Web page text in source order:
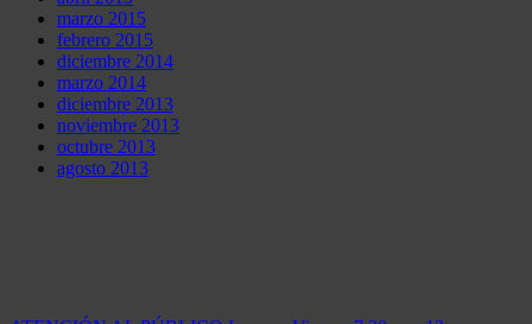
marzo 2015
febrero 2015
diciembre 2014
marzo 2014
diciembre 2013
noviembre 2013
octubre 2013
agosto 2013